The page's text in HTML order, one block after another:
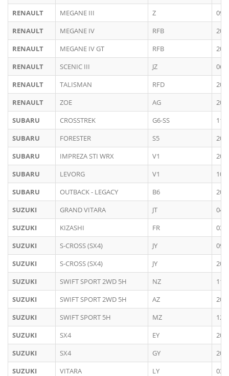
RENAULT
MEGANE III Z
09/
RENAULT
MEGANE IV RFB
RENAULT
MEGANE IV GT RFB
RENAULT
SCENIC III JZ
06/
RENAULT
TALISMAN RFD
RENAULT
ZOE AG
SUBARU
CROSSTREK G6-SS
11/
SUBARU
FORESTER S5
SUBARU
IMPREZA STI WRX V1
SUBARU
LEVORG V1
10/
SUBARU
OUTBACK - LEGACY B6
SUZUKI
GRAND VITARA JT
04/
SUZUKI
KIZASHI FR
03/
SUZUKI
S-CROSS (SX4) JY
09/
SUZUKI
S-CROSS (SX4) JY
SUZUKI
SWIFT SPORT 2WD 5H NZ
11/
SUZUKI
SWIFT SPORT 2WD 5H AZ
SUZUKI
SWIFT SPORT 5H MZ
12/
SUZUKI
SX4 EY
SUZUKI
SX4 GY
SUZUKI
VITARA LY
03/